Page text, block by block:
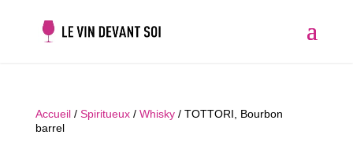
Accueil/ Spiritueux/ Whisky/ TOTTORI, Bourbon
barrel